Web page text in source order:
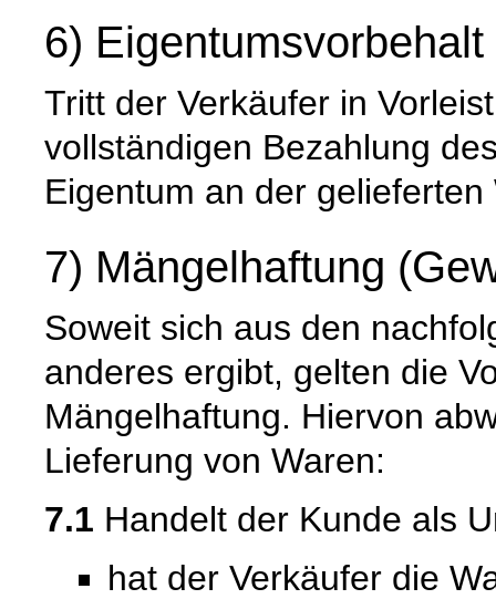
6) Eigentumsvorbehalt
Tritt der Verkäufer in
vollständigen Bezahlung
Eigentum an der gelieferten
7) Mängelhaftung
Soweit sich aus den
anderes ergibt, gelten die
Mängelhaftung. Hiervon
Lieferung von Waren:
7.1 Handelt der Kunde als
hat der Verkäufer die